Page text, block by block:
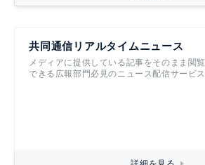
共同通信リアルタイムニュース
メディアに提供している記事をそのまま閲覧
できる広報部門必見のニュース配信サービス